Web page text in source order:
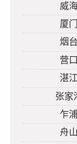
威
厦门
烟台
营口
湛
张家
乍
舟山